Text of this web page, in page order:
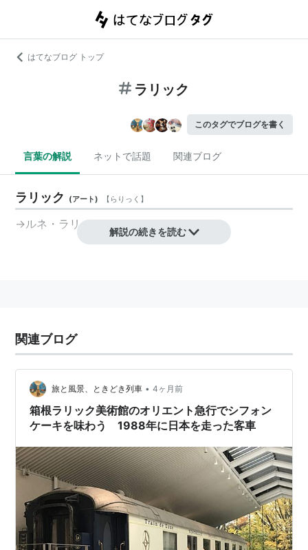
はてなブログ トップ
ラリック
このタグでブログを書く
言葉の解説 ネットで話題 関連ブログ
ラリック (アート) 【 らりっく 】
→ルネ・ラリック
解説の続きを読む
関連ブログ
旅と風景、ときどき列車 • 4ヶ月前
箱根ラリック美術館のオリエント急行でシフォン
ケーキを味わう 1988年に日本を走った客車